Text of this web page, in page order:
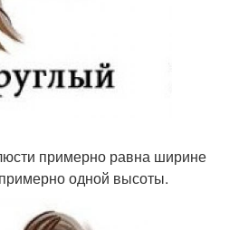
примерно равна ширине
одной высоты.